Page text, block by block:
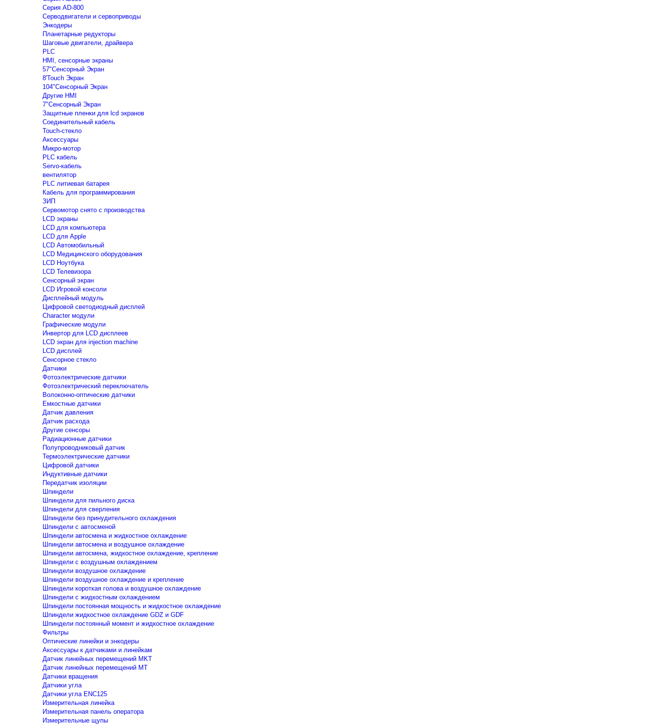
Серия AD-800
Серводвигатели и сервоприводы
Энкодеры
Планетарные редукторы
Шаговые двигатели, драйвера
PLC
HMI, сенсорные экраны
57"Сенсорный Экран
8'Touch Экран
104"Сенсорный Экран
Другие HMI
7"Сенсорный Экран
Защитные пленки для lcd экранов
Соединительный кабель
Touch-стекло
Аксессуары
Микро-мотор
PLC кабель
Servo-кабель
вентилятор
PLC литиевая батарея
Кабель для программирования
ЗИП
Сервомотор снято с производства
LCD экраны
LCD для компьютера
LCD для Apple
LCD Автомобильный
LCD Медицинского оборудования
LCD Ноутбука
LCD Телевизора
Сенсорный экран
LCD Игровой консоли
Дисплейный модуль
Цифровой светодиодный дисплей
Сharacter модули
Графические модули
Инвертор для LCD дисплеев
LCD экран для injection machine
LCD дисплей
Сенсорное стекло
Датчики
Фотоэлектрические датчики
Фотоэлектрический переключатель
Волоконно-оптические датчики
Емкостные датчики
Датчик давления
Датчик расхода
Другие сенсоры
Радиационные датчики
Полупроводниковый датчик
Термоэлектрические датчики
Цифровой датчики
Индуктивные датчики
Передатчик изоляции
Шпиндели
Шпиндели для пильного диска
Шпиндели для сверления
Шпиндели без принудительного охлаждения
Шпиндели с автосменой
Шпиндели автосмена и жидкостное охлаждение
Шпиндели автосмена и воздушное охлаждение
Шпиндели автосмена, жидкостное охлаждение, крепление
Шпиндели с воздушным охлаждением
Шпиндели воздушное охлаждение
Шпиндели воздушное охлаждение и крепление
Шпиндели короткая голова и воздушное охлаждение
Шпиндели с жидкостным охлаждением
Шпиндели постоянная мощность и жидкостное охлаждение
Шпиндели жидкостное охлаждение GDZ и GDF
Шпиндели постоянный момент и жидкостное охлаждение
Фильтры
Оптические линейки и энкодеры
Аксессуары к датчиками и линейкам
Датчик линейных перемещений MKT
Датчик линейных перемещений MT
Датчики вращения
Датчики угла
Датчики угла ENC125
Измерительная линейка
Измерительная панель оператора
Измерительные щупы